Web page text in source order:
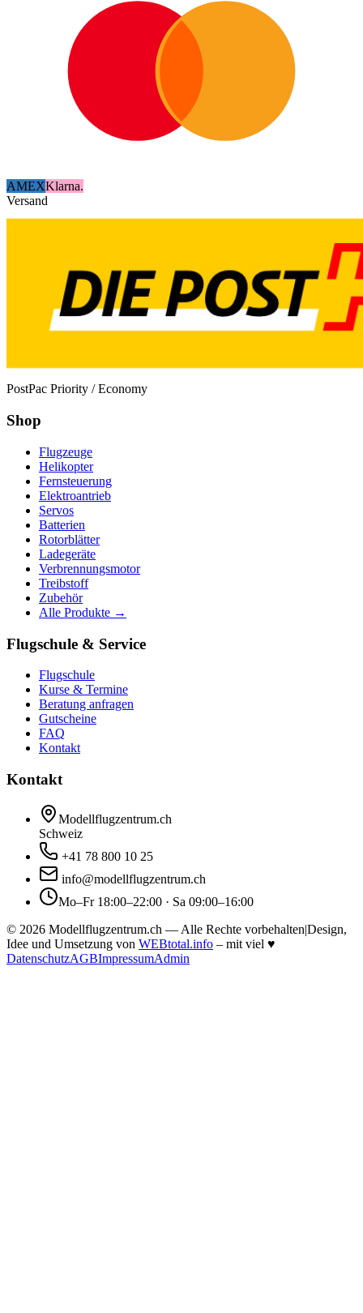
AMEXKlarna.
Versand
PostPac Priority / Economy
Shop
Flugzeuge
Helikopter
Fernsteuerung
Elektroantrieb
Servos
Batterien
Rotorblätter
Ladegeräte
Verbrennungsmotor
Treibstoff
Zubehör
Alle Produkte →
Flugschule & Service
Flugschule
Kurse & Termine
Beratung anfragen
Gutscheine
FAQ
Kontakt
Kontakt
Modellflugzentrum.ch
Schweiz
+41 78 800 10 25
info@modellflugzentrum.ch
Mo–Fr 18:00–22:00 · Sa 09:00–16:00
© 2026 Modellflugzentrum.ch — Alle Rechte vorbehalten|Design,
Idee und Umsetzung von WEBtotal.info – mit viel ♥
DatenschutzAGBImpressumAdmin